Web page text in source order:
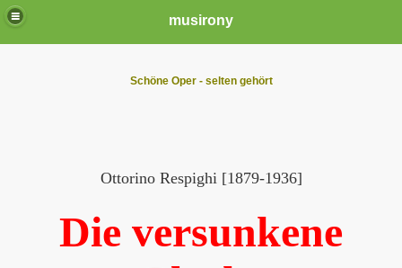
musirony
Schöne Oper - selten gehört
Ottorino Respighi [1879-1936]
Die versunkene